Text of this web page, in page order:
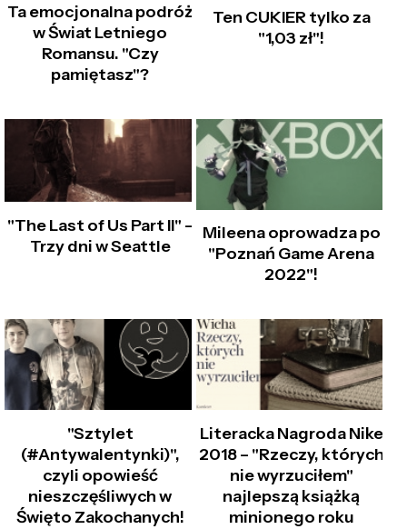
Ta emocjonalna podróż
w Świat Letniego
Romansu. "Czy
pamiętasz"?
Ten CUKIER tylko za
"1,03 zł"!
"The Last of Us Part II" –
Trzy dni w Seattle
Mileena oprowadza po
"Poznań Game Arena
2022"!
"Sztylet
(#Antywalentynki)",
czyli opowieść
nieszczęśliwych w
Święto Zakochanych!
Literacka Nagroda Nike
2018 – "Rzeczy, których
nie wyrzuciłem"
najlepszą książką
minionego roku